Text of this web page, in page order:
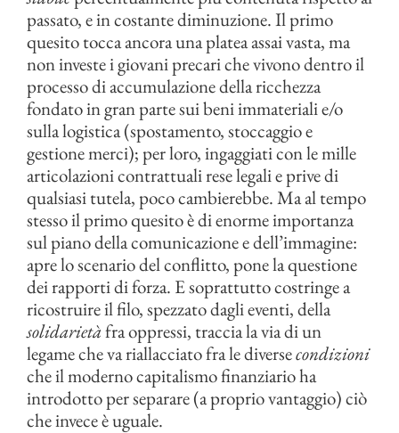
passato, e in costante diminuzione. Il primo
quesito tocca ancora una platea assai vasta, ma
non investe i giovani precari che vivono dentro il
processo di accumulazione della ricchezza
fondato in gran parte sui beni immateriali e/o
sulla logistica (spostamento, stoccaggio e
gestione merci); per loro, ingaggiati con le mille
articolazioni contrattuali rese legali e prive di
qualsiasi tutela, poco cambierebbe. Ma al tempo
stesso il primo quesito è di enorme importanza
sul piano della comunicazione e dell’immagine:
apre lo scenario del conflitto, pone la questione
dei rapporti di forza. E soprattutto costringe a
ricostruire il filo, spezzato dagli eventi, della
solidarietàfra oppressi, traccia la via di un
legame che va riallacciato fra le diversecondizioni
che il moderno capitalismo finanziario ha
introdotto per separare (a proprio vantaggio) ciò
che invece è uguale.